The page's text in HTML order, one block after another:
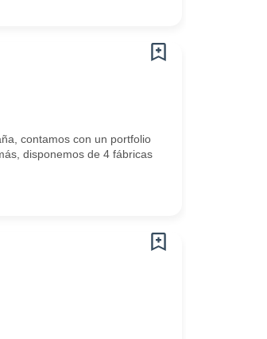
contamos con un portfolio
disponemos de 4 fábricas